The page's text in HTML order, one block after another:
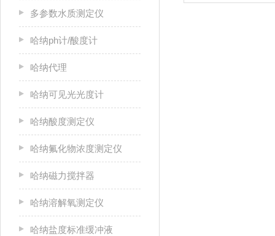
多参数水质测定仪
哈纳ph计/酸度计
哈纳代理
哈纳可见光光度计
哈纳酸度测定仪
哈纳氟化物浓度测定仪
哈纳磁力搅拌器
哈纳溶解氧测定仪
哈纳盐度标准缓冲液